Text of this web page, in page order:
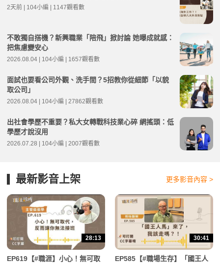
2天前 | 104小編 | 1147觀看數
不敢獨自搭機？新興職業「陪飛」掀討論 她曝成就感：
把焦慮變安心
2026.08.04 | 104小編 | 1657觀看數
面試也要看公司外觀、洗手間？5招教你從細節「以貌
取公司」
2026.08.04 | 104小編 | 27862觀看數
出社會學歷不重要？私大女轉戰科技業心碎 網搖頭：低
學歷才說沒用
2026.07.28 | 104小編 | 2007觀看數
最新影音上架 更多影音內容 >
28:13
EP619【#職涯】小心！無可取
30:41
EP585【#職場生存】「國王人